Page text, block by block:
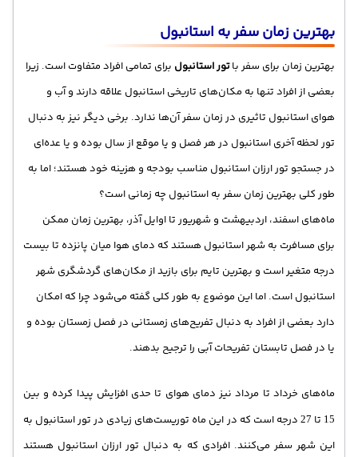
بهترین زمان سفر به استانبول
بهترین زمان برای سفر باتور استانبولبرای تمامی افراد متفاوت است. زیرا
بعضی از افراد تنها به مکان‌های تاریخی استانبول علاقه دارند و آب و
هوای استانبول تاثیری در زمان سفر آن‌ها ندارد. برخی دیگر نیز به دنبال
تور لحظه آخری استانبول در هر فصل و یا موقع از سال بوده و یا عده‌ای
در جستجو تور ارزان استانبول مناسب بودجه و هزینه خود هستند؛ اما به
طور کلی بهترین زمان سفر به استانبول چه زمانی است؟
ماه‌های اسفند، اردبیهشت و شهریور تا اوایل آذر، بهترین زمان ممکن
برای مسافرت به شهر استانبول هستند که دمای هوا میان پانزده تا بیست
درجه متغیر است و بهترین تایم برای بازید از مکان‌های گردشگری شهر
استانبول است. اما این موضوع به طور کلی گفته می‌شود چرا که امکان
دارد بعضی از افراد به دنبال تفریح‌های زمستانی در فصل زمستان بوده و
یا در فصل تابستان تفریحات آبی را ترجیح بدهند.
ماه‌های خرداد تا مرداد نیز دمای هوای تا حدی افزایش پیدا کرده و بین
تا 27 درجه است که در این ماه توریست‌های زیادی در تور استانبول به
این شهر سفر می‌کنند. افرادی که به دنبال تور ارزان استانبول هستند